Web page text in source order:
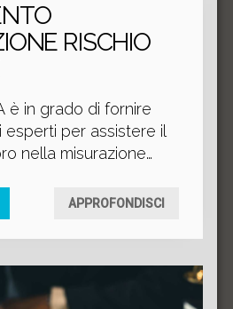
RISCHIO
per assistere il
nella misurazione
metodologie e
idonee come indicato
UNI 9432.
APPROFONDISCI